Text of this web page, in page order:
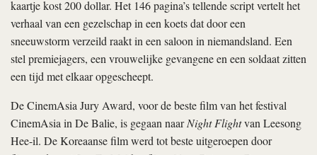
kaartje kost 200 dollar. Het 146 pagina’s tellende script vertelt het
verhaal van een gezelschap in een koets dat door een
sneeuwstorm verzeild raakt in een saloon in niemandsland. Een
stel premiejagers, een vrouwelijke gevangene en een soldaat zitten
een tijd met elkaar opgescheept.
De CinemAsia Jury Award, voor de beste film van het festival
CinemAsia in De Balie, is gegaan naarNight Flightvan Leesong
Hee-il. De Koreaanse film werd tot beste uitgeroepen door